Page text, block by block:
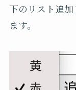
下のリスト追
ます。